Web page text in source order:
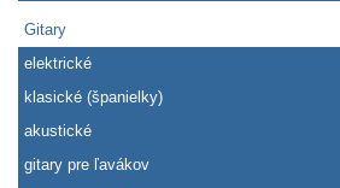
Gitary
elektrické
klasické (španielky)
akustické
gitary pre ľavákov